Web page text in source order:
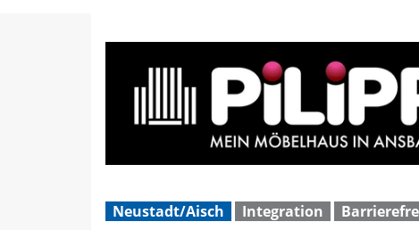
Eierkuchen für den
Neustadt/Aisch Integration